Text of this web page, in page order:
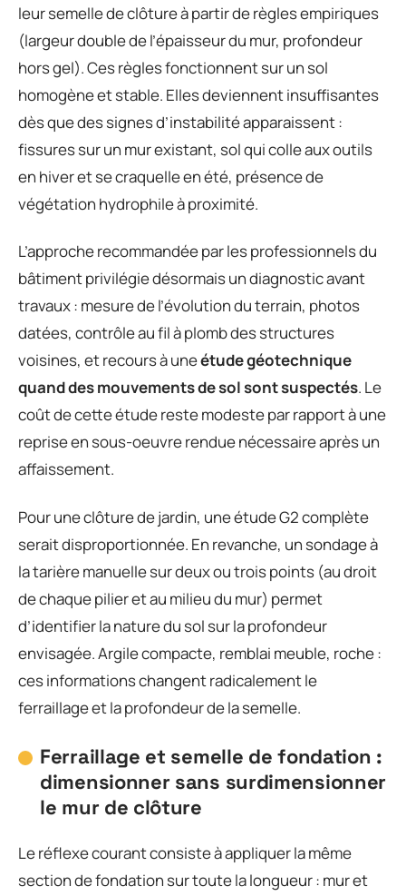
leur semelle de clôture à partir de règles empiriques
(largeur double de l’épaisseur du mur, profondeur
hors gel). Ces règles fonctionnent sur un sol
homogène et stable. Elles deviennent insuffisantes
dès que des signes d’instabilité apparaissent :
fissures sur un mur existant, sol qui colle aux outils
en hiver et se craquelle en été, présence de
végétation hydrophile à proximité.
L’approche recommandée par les professionnels du
bâtiment privilégie désormais un diagnostic avant
travaux : mesure de l’évolution du terrain, photos
datées, contrôle au fil à plomb des structures
voisines, et recours à uneétude géotechnique
quand des mouvements de sol sont suspectés. Le
coût de cette étude reste modeste par rapport à une
reprise en sous-oeuvre rendue nécessaire après un
affaissement.
Pour une clôture de jardin, une étude G2 complète
serait disproportionnée. En revanche, un sondage à
la tarière manuelle sur deux ou trois points (au droit
de chaque pilier et au milieu du mur) permet
d’identifier la nature du sol sur la profondeur
envisagée. Argile compacte, remblai meuble, roche :
ces informations changent radicalement le
ferraillage et la profondeur de la semelle.
Ferraillage et semelle de fondation :
dimensionner sans surdimensionner
le mur de clôture
Le réflexe courant consiste à appliquer la même
section de fondation sur toute la longueur : mur et